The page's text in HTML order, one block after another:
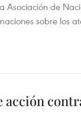
Asociación de
sobre los
acción